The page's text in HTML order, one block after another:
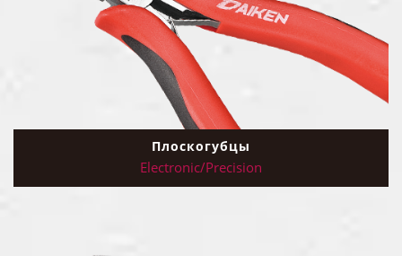
Плоскогубцы
Electronic/Precision